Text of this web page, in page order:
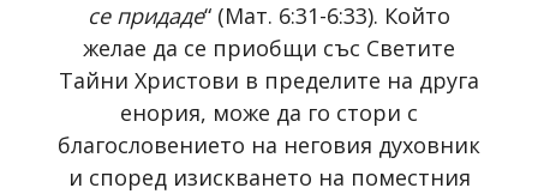
се придаде“ (Мат. 6:31-6:33). Който
желае да се приобщи със Светите
Тайни Христови в пределите на друга
енория, може да го стори с
благословението на неговия духовник
и според изискването на поместния